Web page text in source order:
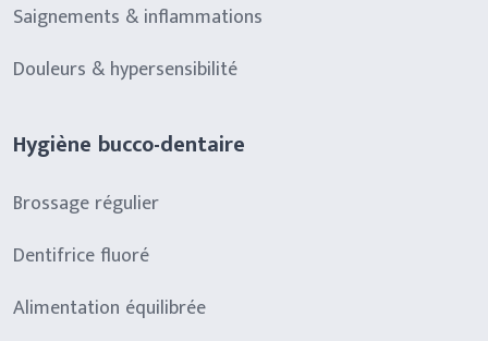
Saignements & inflammations
Douleurs & hypersensibilité
Hygiène bucco-dentaire
Brossage régulier
Dentifrice fluoré
Alimentation équilibrée